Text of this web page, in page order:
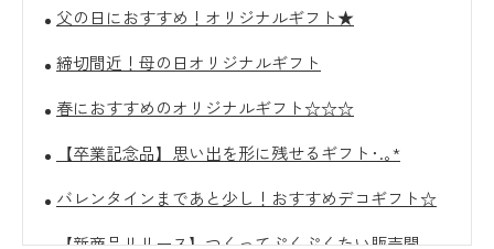
父の日におすすめ！オリジナルギフト★
締切間近！母の日オリジナルギフト
春におすすめのオリジナルギフト☆☆☆
【卒業記念品】思い出を形に残せるギフト･.｡*
バレンタインまであと少し！おすすめデコギフト☆
【新商品リリース】つくってぷくぷくたい販売開